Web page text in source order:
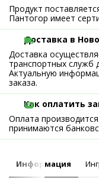
Продукт
Пантогор имеет
Доставка в
Доставка
транспортных служб
Актуальную
заказа.
Как оплатить
Оплата
принимаются
Информация